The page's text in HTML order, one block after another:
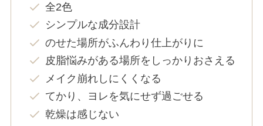
全2色
シンプルな成分設計
のせた場所がふんわり仕上がりに
皮脂悩みがある場所をしっかりおさえる
メイク崩れしにくくなる
てかり、ヨレを気にせず過ごせる
乾燥は感じない